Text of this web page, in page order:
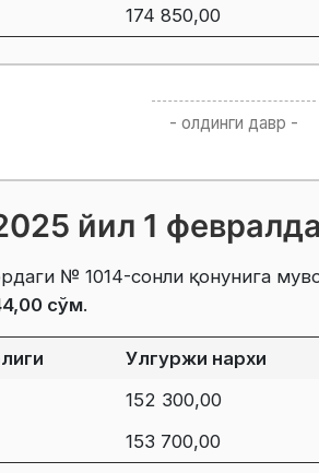
174 850,00
- олдинги давр -
йил 1
№ 1014-сонли қонунига
сўм.
Улгуржи нархи
152 300,00
153 700,00